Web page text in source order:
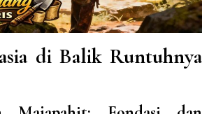
di Balik Runtuhnya